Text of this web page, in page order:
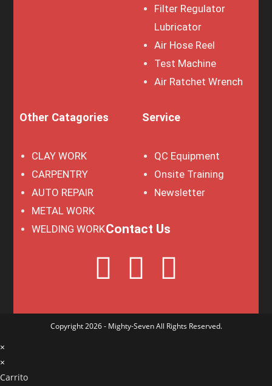
Filter Regulator
Lubricator
Air Hose Reel
Test Machine
Air Ratchet Wrench
Other Catagories
CLAY WORK
CARPENTRY
AUTO REPAIR
METAL WORK
WELDING WORK
Service
QC Equipment
Onsite Training
Newsletter
Contact Us
Copyright 2026 - Mighty-Seven All Rights Reserved.
×
×
Carrito